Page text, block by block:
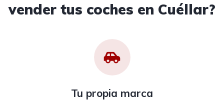
vender tus coches en Cuéllar?
Tu propia marca